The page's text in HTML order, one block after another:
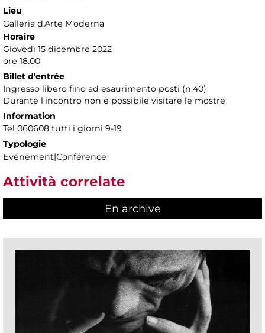
Lieu
Galleria d'Arte Moderna
Horaire
Giovedì 15 dicembre 2022
ore 18.00
Billet d'entrée
Ingresso libero fino ad esaurimento posti (n.40)
Durante l'incontro non è possibile visitare le mostre
Information
Tel 060608 tutti i giorni 9-19
Typologie
Evénement|Conférence
Attività correlate
En archive